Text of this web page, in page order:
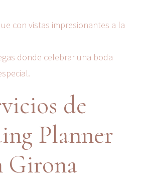
con vistas impresionantes a la
donde celebrar una boda
de
Planner
Girona